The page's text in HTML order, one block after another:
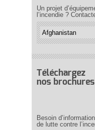
Un projet
l’incendie ?
Téléchargez
nos brochures
Besoin
de lutte contre